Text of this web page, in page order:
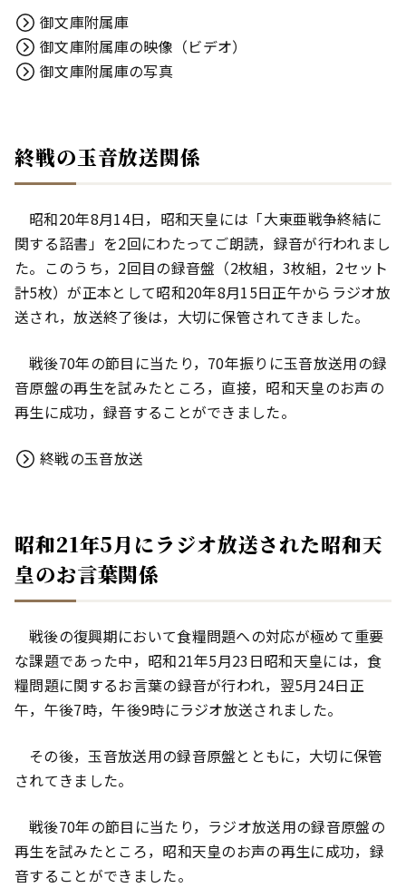
御文庫附属庫
御文庫附属庫の映像（ビデオ）
御文庫附属庫の写真
終戦の玉音放送関係
昭和20年8月14日，昭和天皇には「大東亜戦争終結に
関する詔書」を2回にわたってご朗読，録音が行われまし
た。このうち，2回目の録音盤（2枚組，3枚組，2セット
計5枚）が正本として昭和20年8月15日正午からラジオ放
送され，放送終了後は，大切に保管されてきました。
戦後70年の節目に当たり，70年振りに玉音放送用の録
音原盤の再生を試みたところ，直接，昭和天皇のお声の
再生に成功，録音することができました。
終戦の玉音放送
昭和21年5月にラジオ放送された昭和天
皇のお言葉関係
戦後の復興期において食糧問題への対応が極めて重要
な課題であった中，昭和21年5月23日昭和天皇には，食
糧問題に関するお言葉の録音が行われ，翌5月24日正
午，午後7時，午後9時にラジオ放送されました。
その後，玉音放送用の録音原盤とともに，大切に保管
されてきました。
戦後70年の節目に当たり，ラジオ放送用の録音原盤の
再生を試みたところ，昭和天皇のお声の再生に成功，録
音することができました。